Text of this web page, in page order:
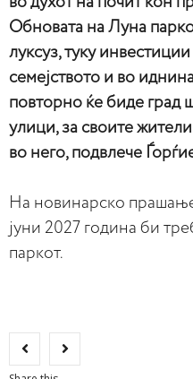
Обновата на Луна
луксуз, туку
семејството и во
повторно ќе биде град
улици, за своите
во него, подвлече
На новинарско
јуни 2027 година би
паркот.